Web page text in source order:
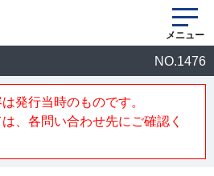
メニュー
NO.1476
発行当時のものです。
、各問い合わせ先にご確認く